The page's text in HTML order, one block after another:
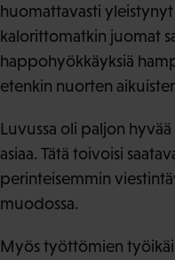
huomattavasti
kalorittomatkin juomat
happohyökkäyksiä
etenkin nuorten
Luvussa oli paljon
asiaa. Tätä toivoisi
perinteisemmin
muodossa.
Myös työttömien